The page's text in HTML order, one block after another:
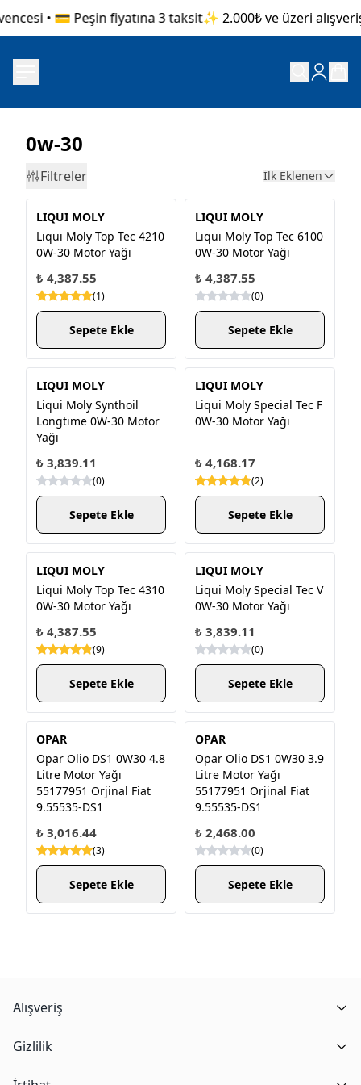
• 💳 Peşin fiyatına 3 taksit✨ 2.000₺ ve üzeri
0w-30
Filtreler İlk Eklenen
LIQUI MOLY
Liqui Moly Top Tec 4210
0W-30 Motor Yağı
₺ 4,387.55
(1)
Sepete Ekle
LIQUI MOLY
Liqui Moly Top Tec 6100
0W-30 Motor Yağı
₺ 4,387.55
(0)
Sepete Ekle
LIQUI MOLY
Liqui Moly Synthoil
Longtime 0W-30 Motor
Yağı
₺ 3,839.11
(0)
Sepete Ekle
LIQUI MOLY
Liqui Moly Special Tec F
0W-30 Motor Yağı
₺ 4,168.17
(2)
Sepete Ekle
LIQUI MOLY
Liqui Moly Top Tec 4310
0W-30 Motor Yağı
₺ 4,387.55
(9)
Sepete Ekle
LIQUI MOLY
Liqui Moly Special Tec V
0W-30 Motor Yağı
₺ 3,839.11
(0)
Sepete Ekle
OPAR
Opar Olio DS1 0W30 4.8
Litre Motor Yağı
55177951 Orjinal Fiat
9.55535-DS1
₺ 3,016.44
(3)
Sepete Ekle
OPAR
Opar Olio DS1 0W30 3.9
Litre Motor Yağı
55177951 Orjinal Fiat
9.55535-DS1
₺ 2,468.00
(0)
Sepete Ekle
Alışveriş
Gizlilik